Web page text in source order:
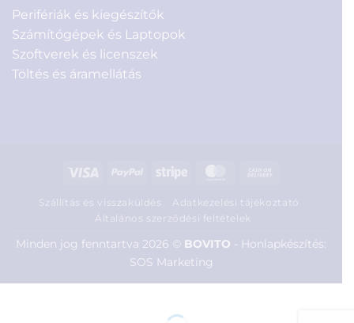
Perifériák és kiegészítők
Számítógépek és Laptopok
Szoftverek és licenszek
Töltés és áramellátás
Visa PayPal Stripe MasterCard
Delivery
Szállítás és visszaküldés
Adatkezelési tájékoztató
Általános szerződési feltételek
Minden jog fenntartva 2026 © BOVITO - Honlapkészítés:
SOS Marketing